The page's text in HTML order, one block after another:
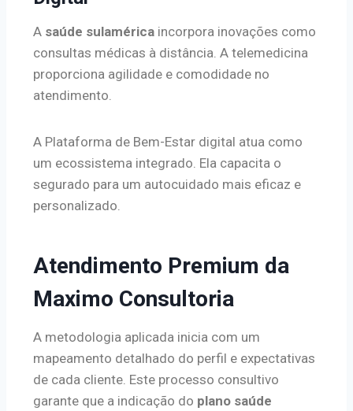
A saúde sulamérica incorpora inovações como
consultas médicas à distância. A telemedicina
proporciona agilidade e comodidade no
atendimento.
A Plataforma de Bem-Estar digital atua como
um ecossistema integrado. Ela capacita o
segurado para um autocuidado mais eficaz e
personalizado.
Atendimento Premium da
Maximo Consultoria
A metodologia aplicada inicia com um
mapeamento detalhado do perfil e expectativas
de cada cliente. Este processo consultivo
garante que a indicação do plano saúde